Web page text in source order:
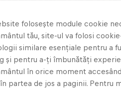
Saldias
citit
Published on11.01.2021 · 06:18
folosește module cookie
tău, site-ul va folosi
similare esențiale pentru a
și pentru a-ți îmbunătăți
în orice moment
partea de jos a paginii. Pentru